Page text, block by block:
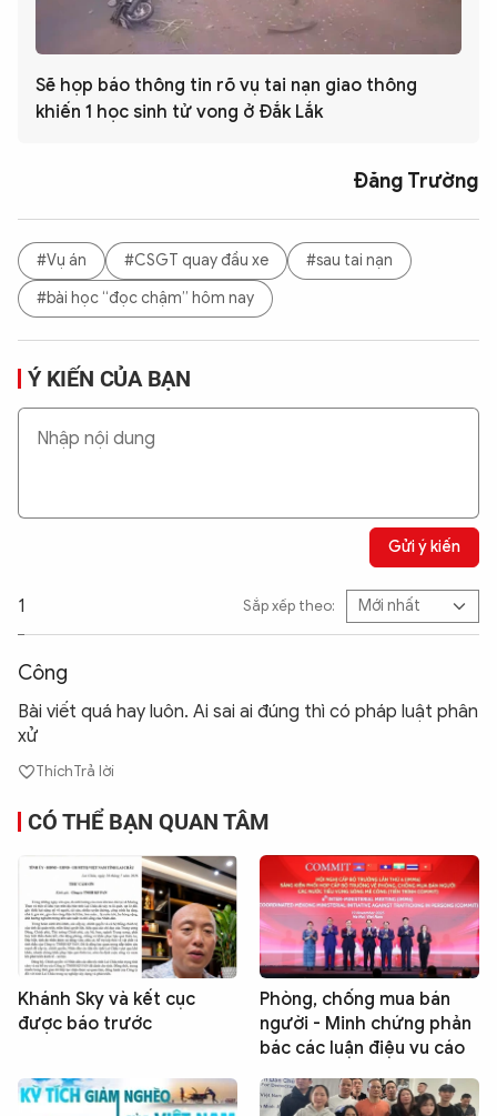
Sẽ họp báo thông tin rõ vụ tai nạn giao thông
khiến 1 học sinh tử vong ở Đắk Lắk
Đăng Trường
#Vụ án #CSGT quay đầu xe
#sau tai nạn
#bài học “đọc chậm” hôm nay
Ý KIẾN CỦA BẠN
Gửi ý kiến
1 Sắp xếp theo:
Công
Bài viết quá hay luôn. Ai sai ai đúng thì có pháp luật phân
xử
ThíchTrả lời
CÓ THỂ BẠN QUAN TÂM
Khánh Sky và kết cục
được báo trước
Phòng, chống mua bán
người - Minh chứng phản
bác các luận điệu vu cáo